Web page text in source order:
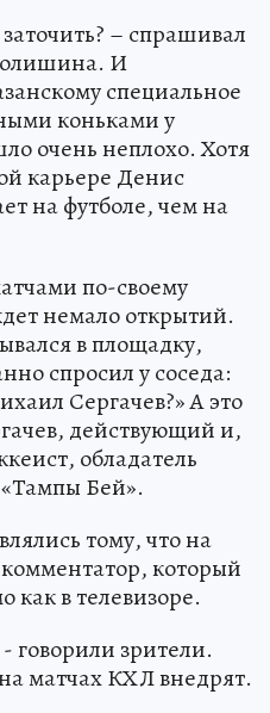
– спрашивал
И
специальное
коньками у
очень неплохо. Хотя
карьере Денис
на футболе, чем на
по-своему
немало открытий.
в площадку,
спросил у соседа:
Сергачев?» А это
действующий и,
обладатель
«Тампы Бей».
тому, что на
который
как в телевизоре.
говорили зрители.
матчах КХЛ внедрят.